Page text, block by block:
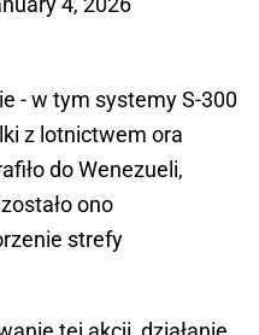
- w tym systemy S-300
z lotnictwem ora
do Wenezueli,
ono
strefy